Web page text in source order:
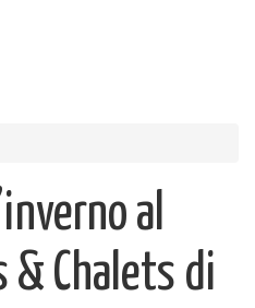
al
& Chalets di